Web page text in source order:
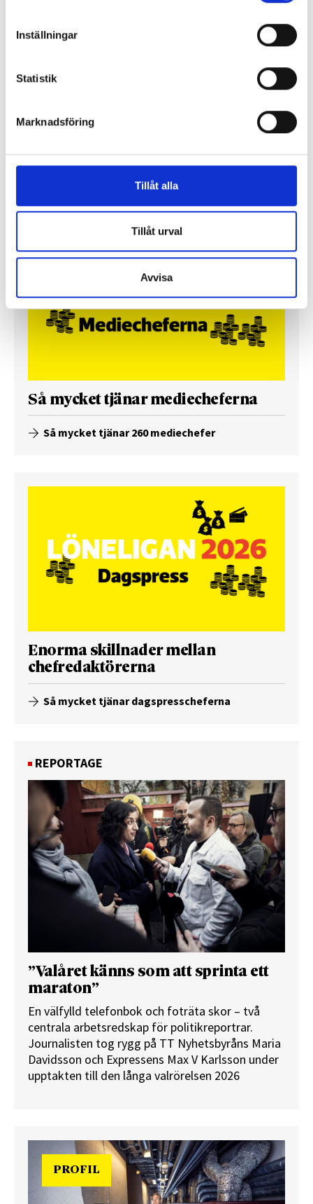
Inställningar
Statistik
Marknadsföring
Tillåt alla
Tillåt urval
Avvisa
Så mycket tjänar vi – och våra chefer
Så mycket tjänar mediecheferna
Så mycket tjänar 260 mediechefer
Enorma skillnader mellan
chefredaktörerna
Så mycket tjänar dagspresscheferna
REPORTAGE
”Valåret känns som att sprinta ett
maraton”
En välfylld telefonbok och foträta skor – två
centrala arbetsredskap för politikreportrar.
Journalisten tog rygg på TT Nyhetsbyråns Maria
Davidsson och Expressens Max V Karlsson under
upptakten till den långa valrörelsen 2026
PROFIL